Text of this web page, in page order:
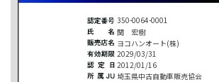
350-0064-0001
関 宏樹
ヨコハンオート(株)
2029/03/31
2012/01/16
埼玉県中古自動車販売協会